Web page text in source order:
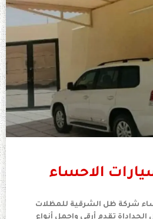
الاحساء
شركة ظل الشرقية للمظلات
الحداداة تقدم أرقي واجمل أنواع